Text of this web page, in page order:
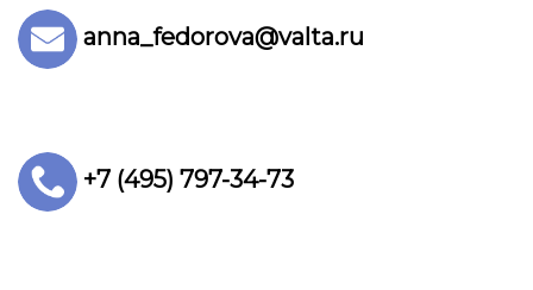
anna_fedorova@valta.ru
+7 (495) 797-34-73